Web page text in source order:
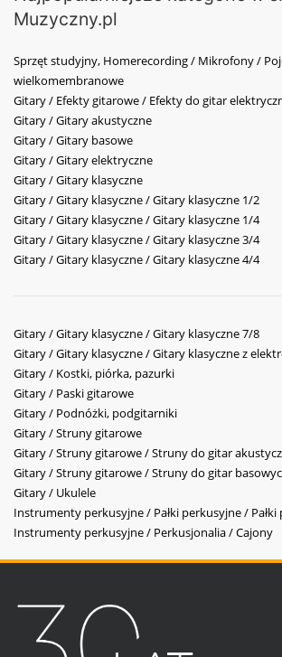
Muzyczny.pl
Sprzęt studyjny, Homerecording / Mikrofony /
wielkomembranowe
Gitary / Efekty gitarowe / Efekty do gitar
Gitary / Gitary akustyczne
Gitary / Gitary basowe
Gitary / Gitary elektryczne
Gitary / Gitary klasyczne
Gitary / Gitary klasyczne / Gitary klasyczne 1/2
Gitary / Gitary klasyczne / Gitary klasyczne 1/4
Gitary / Gitary klasyczne / Gitary klasyczne 3/4
Gitary / Gitary klasyczne / Gitary klasyczne 4/4
Gitary / Gitary klasyczne / Gitary klasyczne 7/8
Gitary / Gitary klasyczne / Gitary klasyczne z
Gitary / Kostki, piórka, pazurki
Gitary / Paski gitarowe
Gitary / Podnóżki, podgitarniki
Gitary / Struny gitarowe
Gitary / Struny gitarowe / Struny do gitar
Gitary / Struny gitarowe / Struny do gitar
Gitary / Ukulele
Instrumenty perkusyjne / Pałki perkusyjne / Pałki
Instrumenty perkusyjne / Perkusjonalia / Cajony